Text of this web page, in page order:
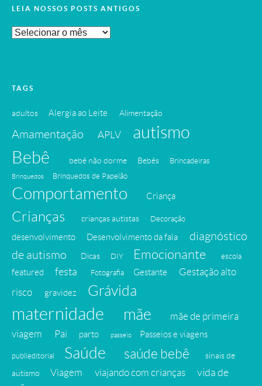
LEIA NOSSOS POSTS ANTIGOS
Leia
TAGS
adultos Alergia ao Leite Alimentação
Amamentação APLV
autismo
Bebê
bebê não dorme Bebês Brincadeiras
Brinquedos Brinquedos de Papelão
Comportamento Criança
Crianças crianças autistas Decoração
desenvolvimento Desenvolvimento da fala
diagnóstico
de autismo
Dicas DIY Emocionante escola
featured festa Fotografia Gestante
Gestação alto
risco
gravidez Grávida
maternidade mãe
mãe de primeira
viagem
Pai parto passeio Passeios e viagens
publieditorial Saúde saúde bebê
sinais de
autismo
Viagem viajando com crianças
vida de